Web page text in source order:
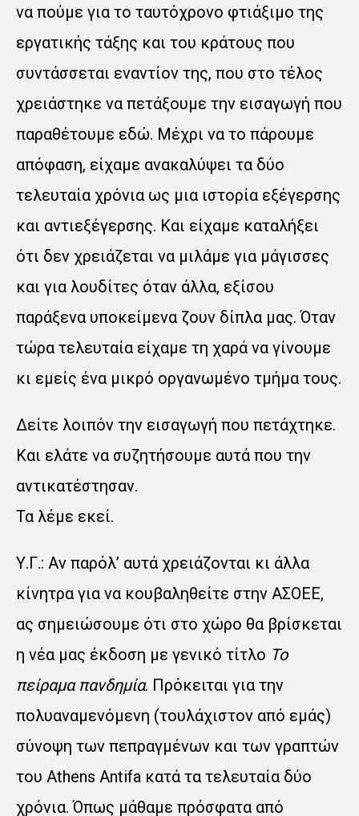
να πούμε για το ταυτόχρονο φτιάξιμο της
εργατικής τάξης και του κράτους που
συντάσσεται εναντίον της, που στο τέλος
χρειάστηκε να πετάξουμε την εισαγωγή που
παραθέτουμε εδώ. Μέχρι να το πάρουμε
απόφαση, είχαμε ανακαλύψει τα δύο
τελευταία χρόνια ως μια ιστορία εξέγερσης
και αντιεξέγερσης. Και είχαμε καταλήξει
ότι δεν χρειάζεται να μιλάμε για μάγισσες
και για λουδίτες όταν άλλα, εξίσου
παράξενα υποκείμενα ζουν δίπλα μας. Όταν
τώρα τελευταία είχαμε τη χαρά να γίνουμε
κι εμείς ένα μικρό οργανωμένο τμήμα τους.
Δείτε λοιπόν την εισαγωγή που πετάχτηκε.
Και ελάτε να συζητήσουμε αυτά που την
αντικατέστησαν.
Τα λέμε εκεί.
Υ.Γ.: Αν παρόλ’ αυτά χρειάζονται κι άλλα
κίνητρα για να κουβαληθείτε στην ΑΣΟΕΕ,
ας σημειώσουμε ότι στο χώρο θα βρίσκεται
η νέα μας έκδοση με γενικό τίτλο Το
πείραμα πανδημία. Πρόκειται για την
πολυαναμενόμενη (τουλάχιστον από εμάς)
σύνοψη των πεπραγμένων και των γραπτών
του Athens Antifa κατά τα τελευταία δύο
χρόνια. Όπως μάθαμε πρόσφατα από